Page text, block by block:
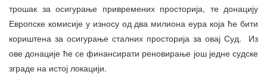
трошак за осигурање привремених просторија, те донацију
Европске комисије у износу од два милиона еура која ће бити
кориштена за осигурање сталних просторија за овај Суд. Из
ове донације ће се финансирати реновирање још једне судске
зграде на истој локацији.